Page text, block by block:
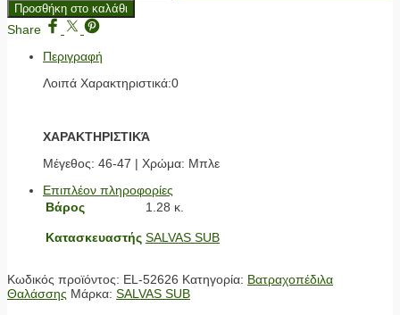
Προσθήκη στο καλάθι
Share
Περιγραφή
Λοιπά Χαρακτηριστικά:0
ΧΑΡΑΚΤΗΡΙΣΤΙΚΆ
Μέγεθος: 46-47 | Χρώμα: Μπλε
Επιπλέον πληροφορίες
Βάρος
1.28 κ.
Κατασκευαστής SALVAS SUB
Κωδικός προϊόντος: EL-52626 Κατηγορία: Βατραχοπέδιλα
Θαλάσσης Μάρκα: SALVAS SUB